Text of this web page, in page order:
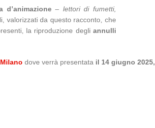
d’animazione– lettori di fumetti,
valorizzati da questo racconto, che
la riproduzione degliannulli
dove verrà presentata il 14 giugno 2025,